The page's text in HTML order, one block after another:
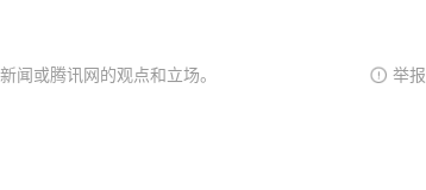
闻或腾讯网的观点和立场。 举报